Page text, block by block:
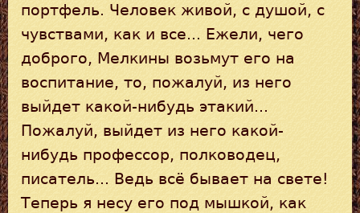
портфель. Человек живой, с душой, с
чувствами, как и все... Ежели, чего
доброго, Мелкины возьмут его на
воспитание, то, пожалуй, из него
выйдет какой-нибудь этакий...
Пожалуй, выйдет из него какой-
нибудь профессор, полководец,
писатель... Ведь всё бывает на свете!
Теперь я несу его под мышкой, как